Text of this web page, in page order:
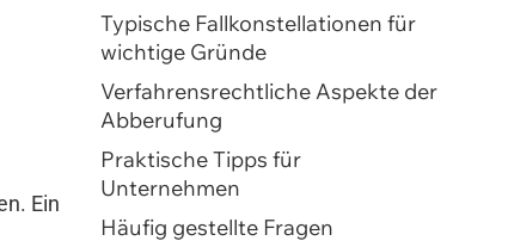
Ein
Typische Fallkonstellationen für
wichtige Gründe
Verfahrensrechtliche Aspekte der
Abberufung
Praktische Tipps für
Unternehmen
Häufig gestellte Fragen